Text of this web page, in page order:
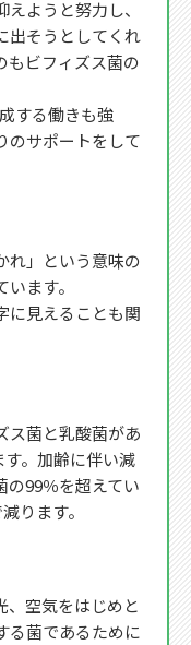
ようと努力し、
出そうとしてくれ
もビフィズス菌の
する働きも強
のサポートをして
れ」という意味の
ます。
に見えることも関
ス菌と乳酸菌があ
す。加齢に伴い減
の99％を超えてい
ります。
、空気をはじめと
る菌であるために